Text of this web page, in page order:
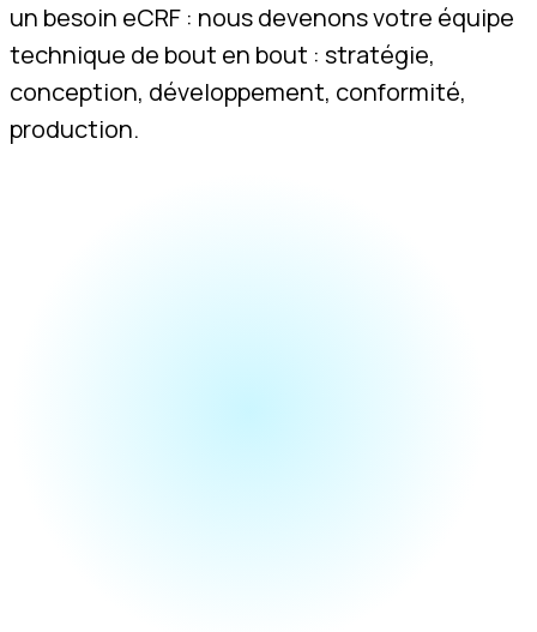
un besoin eCRF : nous devenons votre équipe
technique de bout en bout : stratégie,
conception, développement, conformité,
production.